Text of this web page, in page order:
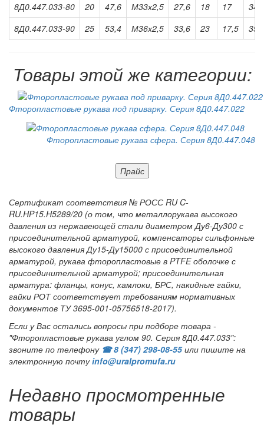
8Д0.447.033-80
20 47,6 М33х2,5 27,6 18 17
34
8Д0.447.033-90
25 53,4 М36х2,5 33,6 23 17,5 39
Товары этой же категории:
Фторопластовые рукава под приварку. Серия 8Д0.447.022
Фторопластовые рукава сфера. Серия 8Д0.447.048
Прайс
Сертификат соответствия № РОСС RU C-
RU.HP15.H5289/20 (о том, что металлорукава высокого
давления из нержавеющей стали диаметром Ду6-Ду300 с
присоединительной арматурой, компенсаторы сильфонные
высокого давления Ду15-Ду15000 с присоединительной
арматурой, рукава фторопластовые в PTFE оболочке с
присоединительной арматурой; присоединительная
арматура: фланцы, конус, камлоки, БРС, накидные гайки,
гайки РОТ соответствует требованиям нормативных
документов ТУ 3695-001-05756518-2017).
Если у Вас остались вопросы при подборе товара -
"Фторопластовые рукава углом 90. Серия 8Д0.447.033":
звоните по телефону ☎ 8 (347) 298‑08‑55или пишите на
электронную почтуinfo@uralpromufa.ru
Недавно просмотренные
товары